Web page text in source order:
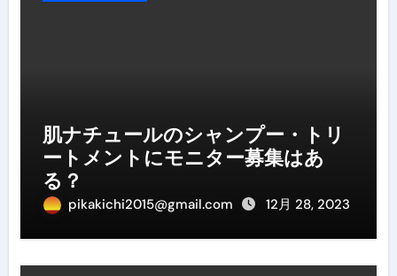
肌ナチュールのシャンプー・トリ
ートメントにモニター募集はあ
る？
pikakichi2015@gmail.com 12月 28, 2023